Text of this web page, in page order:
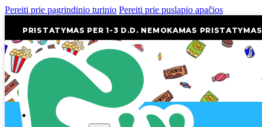
Pereiti prie pagrindinio turinio Pereiti prie puslapio apačios
PRISTATYMAS PER 1-3 D.D. NEMOKAMAS PRISTATYMAS